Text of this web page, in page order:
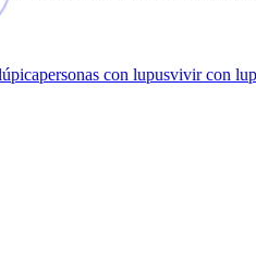
personas con lupusvivir con